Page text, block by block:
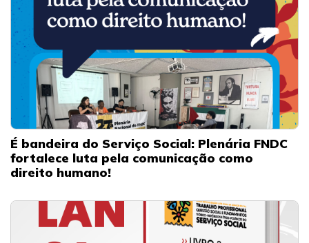
É bandeira do Serviço Social: Plenária FNDC
fortalece luta pela comunicação como
direito humano!